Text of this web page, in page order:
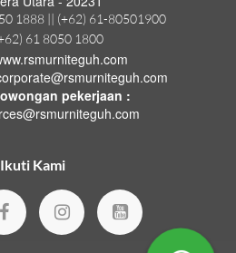
1888 || (+62) 61-80501900
61 8050 1800
pekerjaan :
Ikuti Kami